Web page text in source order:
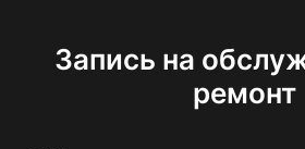
Запись на
ремонт